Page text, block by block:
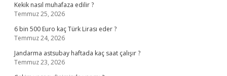
Kekik nasıl muhafaza edilir ?
Temmuz 25, 2026
6 bin 500 Euro kaç Türk Lirası eder ?
Temmuz 24, 2026
Jandarma astsubay haftada kaç saat çalışır ?
Temmuz 23, 2026